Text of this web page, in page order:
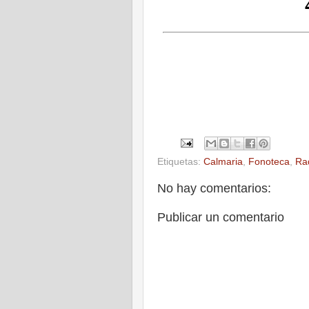
Etiquetas: Calmaria, Fonoteca,
No hay comentarios:
Publicar un comentario